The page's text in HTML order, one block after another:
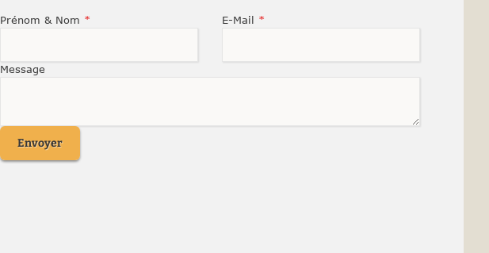
Prénom & Nom * E-Mail *
Message
Envoyer